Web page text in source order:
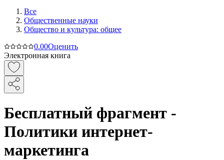
Все
Общественные науки
Общество и культура: общее
0.00Оценить
Электронная книга
Бесплатный фрагмент -
Политики интернет-
маркетинга